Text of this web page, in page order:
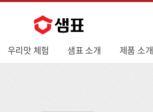
우리맛 체험 샘표 소개 제품 소개